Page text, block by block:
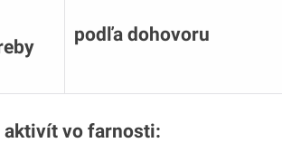
podľa dohovoru
aktivít vo farnosti: